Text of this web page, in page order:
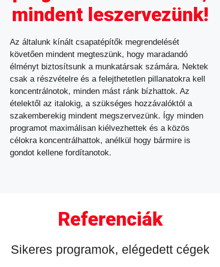
mindent leszervezünk!
Az általunk kínált csapatépítők megrendelését
követően mindent megteszünk, hogy maradandó
élményt biztosítsunk a munkatársak számára. Nektek
csak a részvételre és a felejthetetlen pillanatokra kell
koncentrálnotok, minden mást ránk bízhattok. Az
ételektől az italokig, a szükséges hozzávalóktól a
szakemberekig mindent megszervezünk. Így minden
programot maximálisan kiélvezhettek és a közös
célokra koncentrálhattok, anélkül hogy bármire is
gondot kellene fordítanotok.
Referenciák
Sikeres programok, elégedett cégek